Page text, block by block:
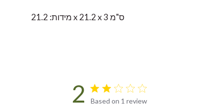
מידות: 21.2 x 21.2 x 3 ס"מ
2 2 star rating
Based on 1 review